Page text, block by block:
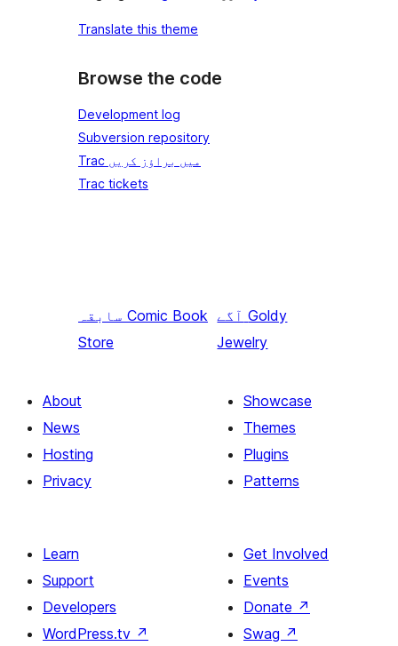
Translate this theme
Browse the code
Development log
Subversion repository
Trac میں براؤز کریں
Trac tickets
سابقہ Comic Book
Store
آگے Goldy
Jewelry
About
News
Hosting
Privacy
Showcase
Themes
Plugins
Patterns
Learn
Support
Developers
WordPress.tv ↗
Get Involved
Events
Donate ↗
Swag ↗